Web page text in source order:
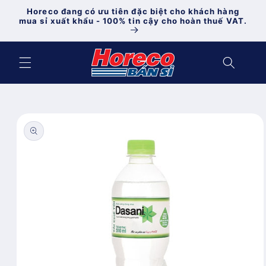
đến nội
dung
Horeco đang có ưu tiên đặc biệt cho khách hàng
mua sỉ xuất khẩu - 100% tin cậy cho hoàn thuế VAT.
thông
tin sản